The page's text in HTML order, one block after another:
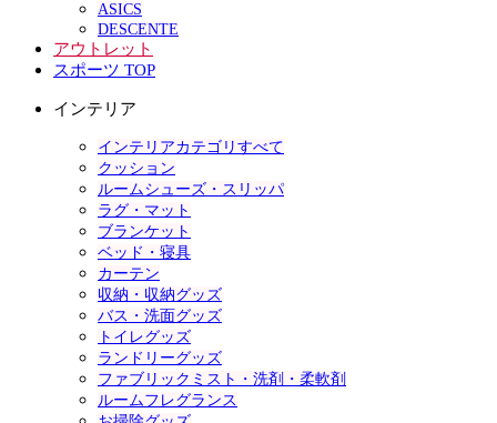
ASICS
DESCENTE
アウトレット
スポーツ TOP
インテリア
インテリアカテゴリすべて
クッション
ルームシューズ・スリッパ
ラグ・マット
ブランケット
ベッド・寝具
カーテン
収納・収納グッズ
バス・洗面グッズ
トイレグッズ
ランドリーグッズ
ファブリックミスト・洗剤・柔軟剤
ルームフレグランス